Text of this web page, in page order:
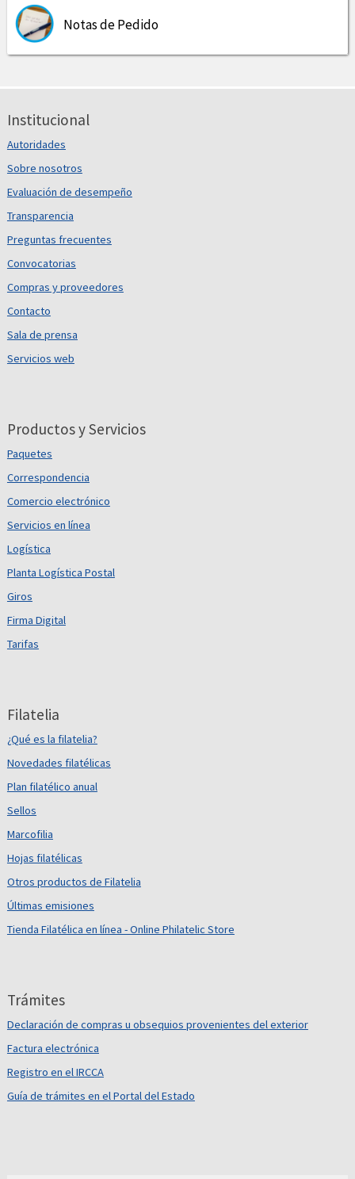
Notas de Pedido
Institucional
Autoridades
Sobre nosotros
Evaluación de desempeño
Transparencia
Preguntas frecuentes
Convocatorias
Compras y proveedores
Contacto
Sala de prensa
Servicios web
Productos y Servicios
Paquetes
Correspondencia
Comercio electrónico
Servicios en línea
Logística
Planta Logística Postal
Giros
Firma Digital
Tarifas
Filatelia
¿Qué es la filatelia?
Novedades filatélicas
Plan filatélico anual
Sellos
Marcofilia
Hojas filatélicas
Otros productos de Filatelia
Últimas emisiones
Tienda Filatélica en línea - Online Philatelic Store
Trámites
Declaración de compras u obsequios provenientes del exterior
Factura electrónica
Registro en el IRCCA
Guía de trámites en el Portal del Estado